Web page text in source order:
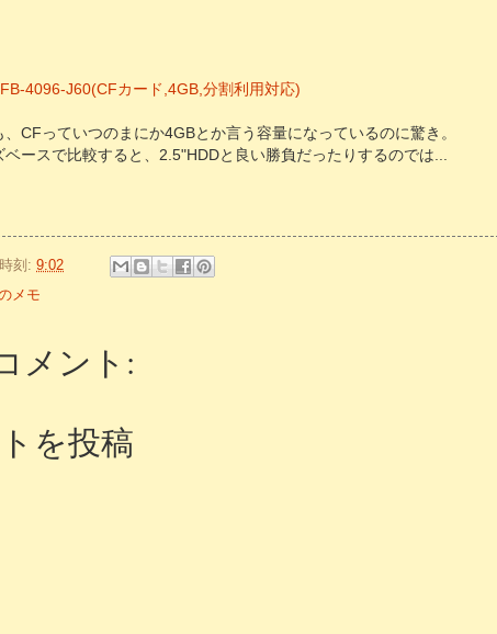
4096-J60(CFカード,4GB,分割利用対応)
CFっていつのまにか4GBとか言う容量になっているのに驚き。
ベースで比較すると、2.5"HDDと良い勝負だったりするのでは...
時刻: 9:02
メモ
メント:
を投稿